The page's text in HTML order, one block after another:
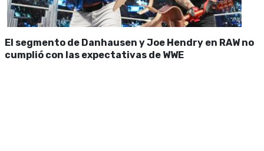
El segmento de Danhausen y Joe Hendry en RAW no
cumplió con las expectativas de WWE